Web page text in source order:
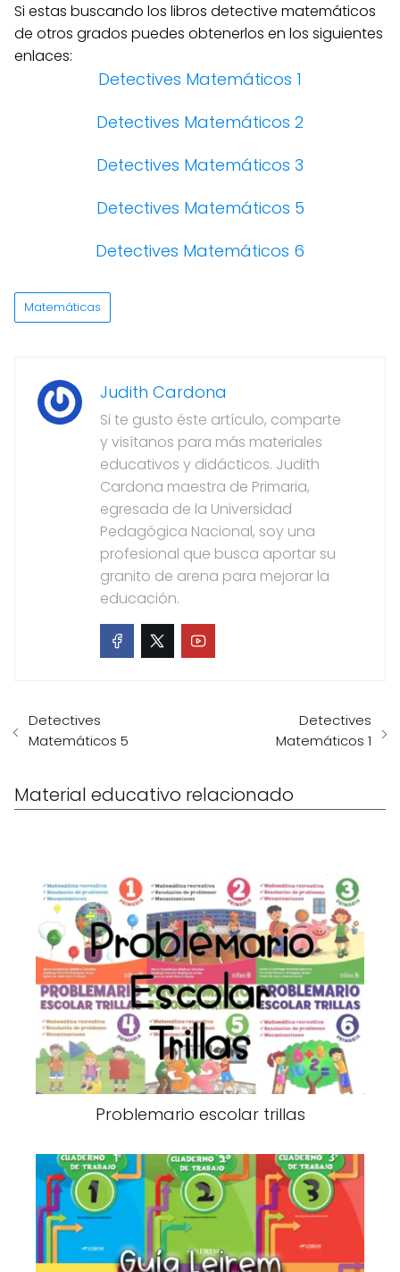
Si estas buscando los libros detective matemáticos
de otros grados puedes obtenerlos en los siguientes
enlaces:
Detectives Matemáticos 1
Detectives Matemáticos 2
Detectives Matemáticos 3
Detectives Matemáticos 5
Detectives Matemáticos 6
Matemáticas
Judith Cardona
Si te gusto éste artículo, comparte
y visítanos para más materiales
educativos y didácticos. Judith
Cardona maestra de Primaria,
egresada de la Universidad
Pedagógica Nacional, soy una
profesional que busca aportar su
granito de arena para mejorar la
educación.
Detectives
Matemáticos 5
Detectives
Matemáticos 1
Material educativo relacionado
Problemario escolar trillas